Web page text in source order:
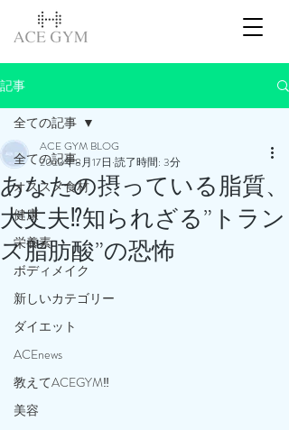
記事
全ての記事
オススメ食材
健康
栄養素
ボディメイク
新しいカテゴリー
ダイエット
ACEnews
教えてACEGYM‼️
美容
全ての記事
あなたの摂っている脂質、
大丈夫⁉️知られざる”トラン
ス脂肪酸”の恐怖
ACE GYM BLOG
2023年8月17日 読了時間: 3分